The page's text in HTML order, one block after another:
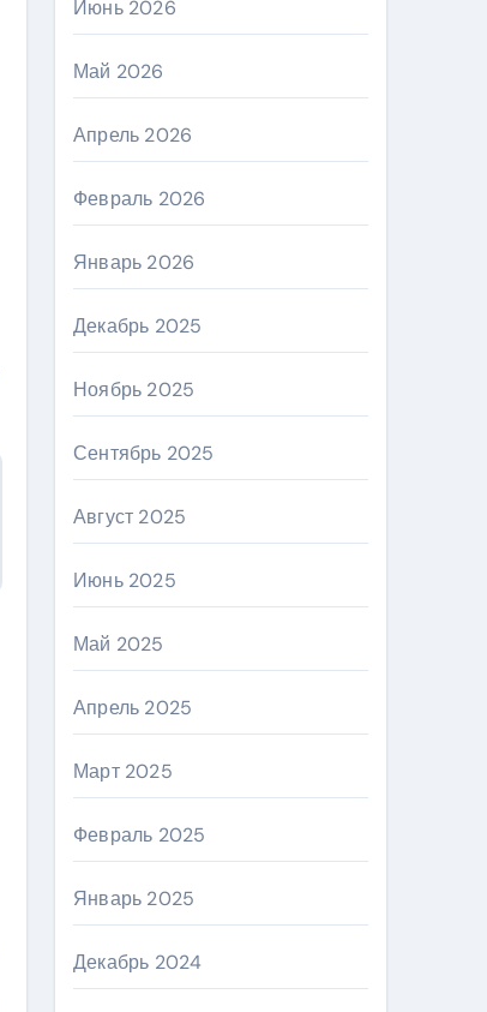
Июнь 2026
Май 2026
Апрель 2026
Февраль 2026
Январь 2026
Декабрь 2025
Ноябрь 2025
Сентябрь 2025
Август 2025
Июнь 2025
Май 2025
Апрель 2025
Март 2025
Февраль 2025
Январь 2025
Декабрь 2024